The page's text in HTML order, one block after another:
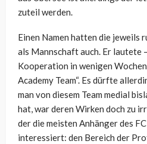
zuteil werden.
Einen Namen hatten die jeweils
als Mannschaft auch. Er lautete
Kooperation in wenigen
Academy Team“. Es dürfte
man von diesem Team medial
hat, war deren Wirken doch zu
der die meisten Anhänger des
interessiert: den Bereich der